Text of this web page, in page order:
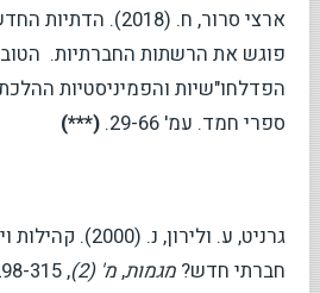
ארצי סרור, ח. (2018).
פוגש את הרשתות החברתיות.
הפדלחו"שיות והפמיניסטיות
ספרי חמד. עמ' 29-66.
(***)
גרניט, ע. ולירון, נ.
חברתי חדש? מגמות,מ' (2)
, 298-315.